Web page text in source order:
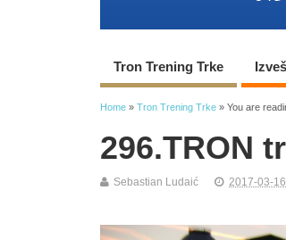
Tron Trening Trke
Home » Tron Trening Trke » You are
296.TRON
Sebastian Ludaić 2017-03-16